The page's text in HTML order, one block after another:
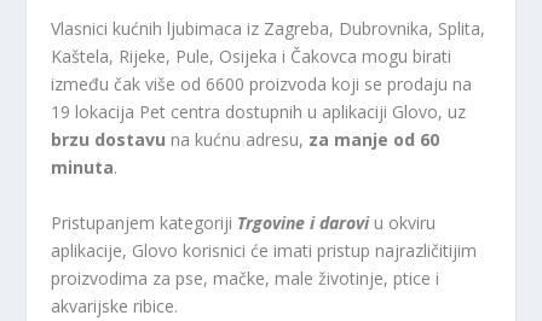
Vlasnici kućnih ljubimaca iz Zagreba, Dubrovnika, Splita,
Kaštela, Rijeke, Pule, Osijeka i Čakovca mogu birati
između čak više od 6600 proizvoda koji se prodaju na
19 lokacija Pet centra dostupnih u aplikaciji Glovo, uz
brzu dostavu na kućnu adresu, za manje od 60
minuta.
Pristupanjem kategoriji Trgovine i daroviu okviru
aplikacije, Glovo korisnici će imati pristup najrazličitijim
proizvodima za pse, mačke, male životinje, ptice i
akvarijske ribice.